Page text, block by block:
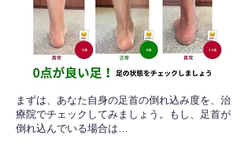
​まずは、あなた自身の足首の倒れ込み度を、治
療院でチェックしてみましょう。もし、足首が
倒れ込んでいる場合は…